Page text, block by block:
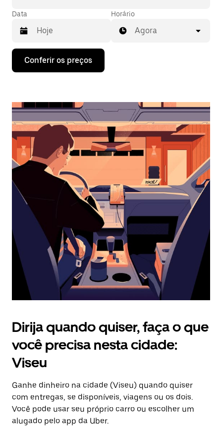
Data
Pressione
seta
interagir
o
calendário
selecionar
uma
data.
Pressione
a
tecla
“ESC”
o
calendário.
Horário
Agora
Conferir os preços
Dirija quando quiser, faça o que
você precisa nesta cidade:
Viseu
Ganhe dinheiro na cidade (Viseu) quando quiser
com entregas, se disponíveis, viagens ou os dois.
Você pode usar seu próprio carro ou escolher um
alugado pelo app da Uber.